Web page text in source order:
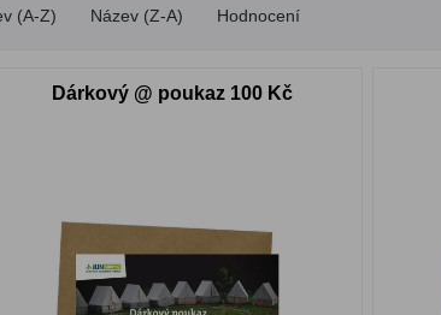
(A-Z) Název (Z-A) Hodnocení
Dárkový @ poukaz 100 Kč